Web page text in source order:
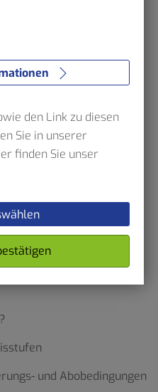
– VRR bittet
und Abobedingungen
den Link zu diesen
Sie in unserer
finden Sie unser